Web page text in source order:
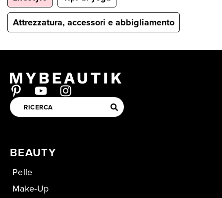
Attrezzatura, accessori e abbigliamento
BEAUTY
Pelle
Make-Up